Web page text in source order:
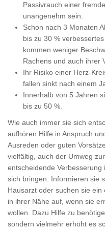
Passivrauch einer
unangenehm sein.
Schon nach 3 Monaten
bis zu 30 %
kommen weniger
Rachens und auch ihrer
Ihr Risiko einer Herz-
fallen sinkt nach einem
Innerhalb von 5 Jahren
bis zu 50 %.
Wie auch immer sie sich
aufhören Hilfe in Anspruch
Ausreden oder guten
vielfältig, auch der Umweg
entscheidende
sich bringen. Informieren sie
Hausarzt oder suchen sie
in ihrer Nähe auf, wenn sie
wollen. Dazu Hilfe zu
sondern vielmehr erhöht es